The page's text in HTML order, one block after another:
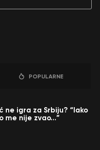
POPULARNE
ne igra za Srbiju? “Iako
me nije zvao…”